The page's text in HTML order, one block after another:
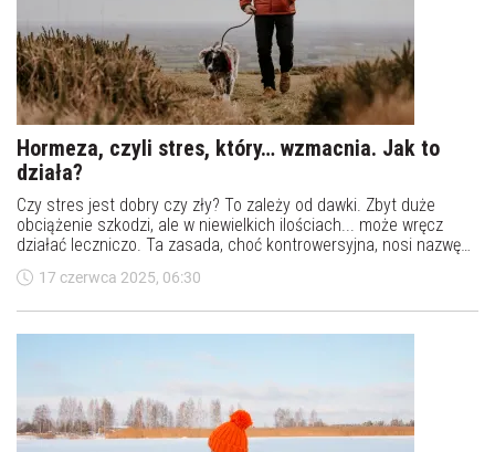
Hormeza, czyli stres, który… wzmacnia. Jak to
działa?
Czy stres jest dobry czy zły? To zależy od dawki. Zbyt duże
obciążenie szkodzi, ale w niewielkich ilościach... może wręcz
działać leczniczo. Ta zasada, choć kontrowersyjna, nosi nazwę
hormezy. Według naukowców, to właśnie dzięki niej umiarkowany
wysiłek fizyczny, krótkotrwały post, zimne prysznice czy sauna
17 czerwca 2025, 06:30